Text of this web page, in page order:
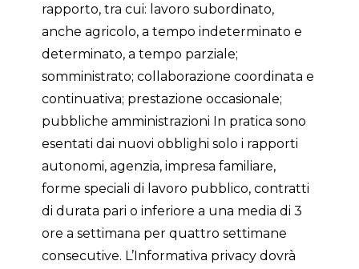
rapporto, tra cui: lavoro subordinato,
anche agricolo, a tempo indeterminato e
determinato, a tempo parziale;
somministrato; collaborazione coordinata e
continuativa; prestazione occasionale;
pubbliche amministrazioni In pratica sono
esentati dai nuovi obblighi solo i rapporti
autonomi, agenzia, impresa familiare,
forme speciali di lavoro pubblico, contratti
di durata pari o inferiore a una media di 3
ore a settimana per quattro settimane
consecutive. L’Informativa privacy dovrà